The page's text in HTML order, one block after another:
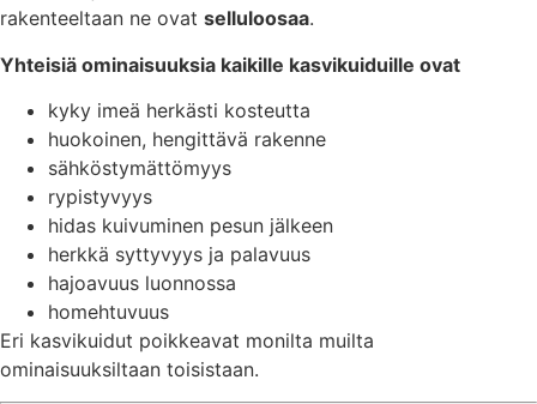
rakenteeltaan ne ovat selluloosaa.
Yhteisiä ominaisuuksia kaikille kasvikuiduille ovat
kyky imeä herkästi kosteutta
huokoinen, hengittävä rakenne
sähköstymättömyys
rypistyvyys
hidas kuivuminen pesun jälkeen
herkkä syttyvyys ja palavuus
hajoavuus luonnossa
homehtuvuus
Eri kasvikuidut poikkeavat monilta muilta
ominaisuuksiltaan toisistaan.